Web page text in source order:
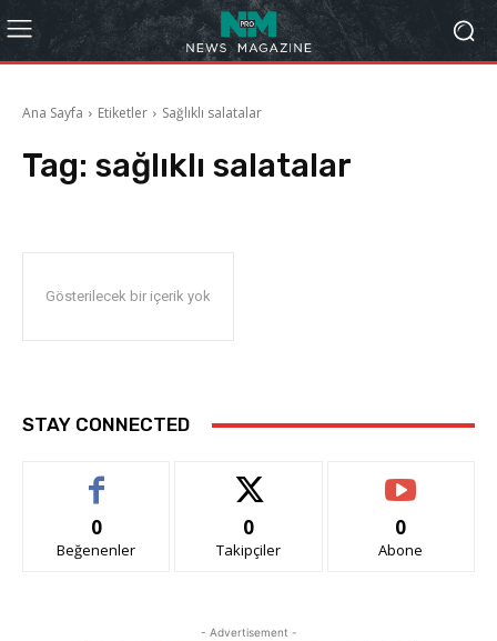
Ana Sayfa Etiketler Sağlıklı salatalar
Tag: sağlıklı salatalar
Gösterilecek bir içerik yok
STAY CONNECTED
0
Beğenenler
0
Takipçiler
0
Abone
- Advertisement -